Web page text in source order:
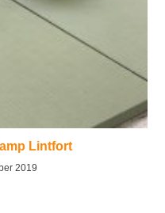
Lintfort
2019